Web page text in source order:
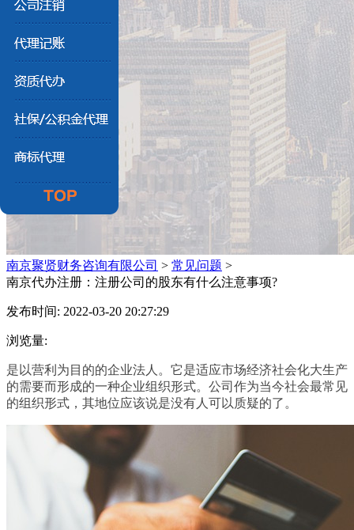
南京聚贤财务咨询有限公司 > 常见问题 >
南京代办注册：注册公司的股东有什么注意事项?
发布时间: 2022-03-20 20:27:29
浏览量:
是以营利为目的的企业法人。它是适应市场经济社会化大生产
的需要而形成的一种企业组织形式。公司作为当今社会最常见
的组织形式，其地位应该说是没有人可以质疑的了。